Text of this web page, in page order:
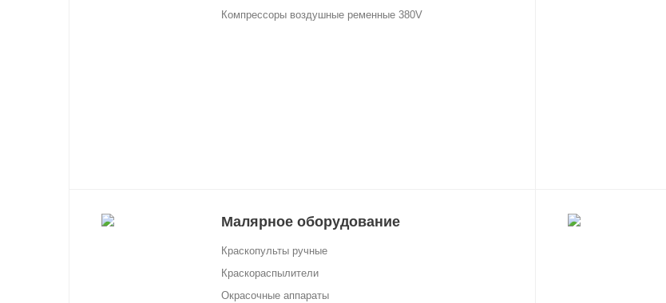
Компрессоры воздушные ременные 380V
Малярное оборудование
Краскопульты ручные
Краскораспылители
Окрасочные аппараты